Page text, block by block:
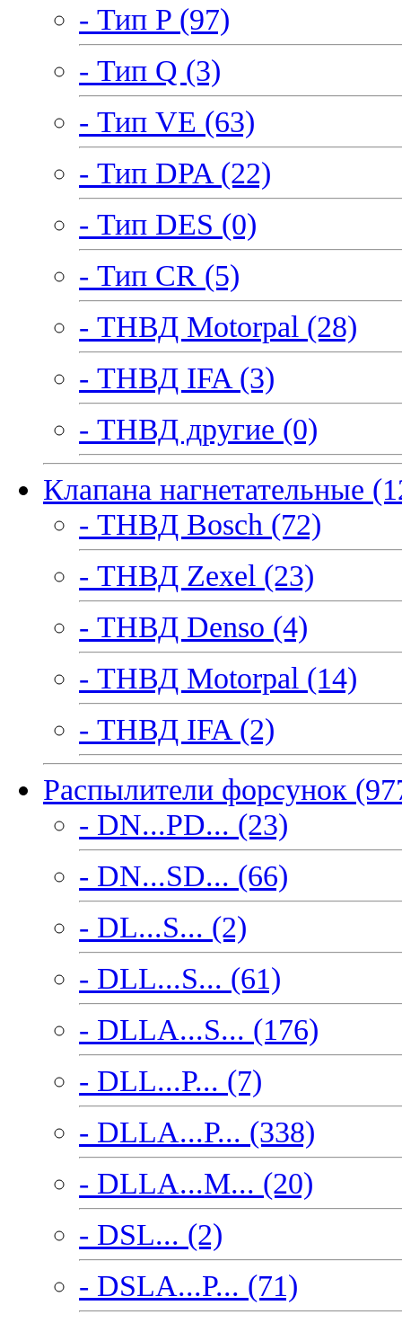
- Тип P (97)
- Тип Q (3)
- Тип VE (63)
- Тип DPA (22)
- Тип DES (0)
- Тип CR (5)
- ТНВД Motorpal (28)
- ТНВД IFA (3)
- ТНВД другие (0)
Клапана нагнетательные
- ТНВД Bosch (72)
- ТНВД Zexel (23)
- ТНВД Denso (4)
- ТНВД Motorpal (14)
- ТНВД IFA (2)
Распылители форсунок
- DN...PD... (23)
- DN...SD... (66)
- DL...S... (2)
- DLL...S... (61)
- DLLA...S... (176)
- DLL...P... (7)
- DLLA...P... (338)
- DLLA...M... (20)
- DSL... (2)
- DSLA...P... (71)